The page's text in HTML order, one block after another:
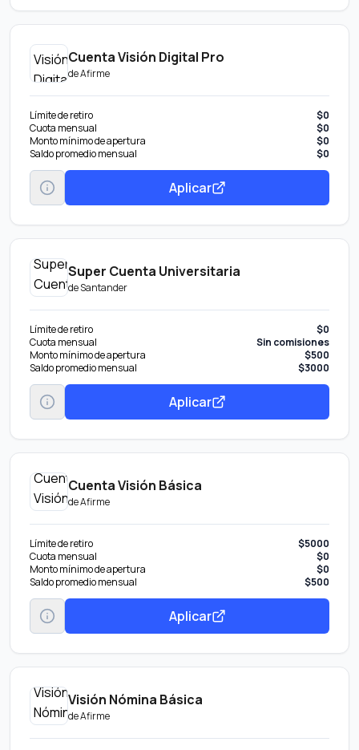
Cuenta Visión Digital Pro
deAfirme
Límite de retiro
$0
Cuota mensual
$0
Monto mínimo de apertura
$0
Saldo promedio mensual
$0
Aplicar
Super Cuenta Universitaria
deSantander
Límite de retiro
$0
Cuota mensual
Sin comisiones
Monto mínimo de apertura
$500
Saldo promedio mensual
$3000
Aplicar
Cuenta Visión Básica
deAfirme
Límite de retiro
$5000
Cuota mensual
$0
Monto mínimo de apertura
$0
Saldo promedio mensual
$500
Aplicar
Visión Nómina Básica
deAfirme